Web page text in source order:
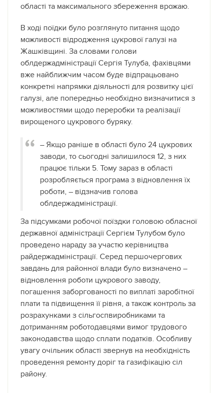
області та максимального збереження врожаю.
В ході поїдки було розглянуто питання щодо
можливості відродження цукрової галузі на
Жашківщині. За словами голови
облдержадміністрації Сергія Тулуба, фахівцями
вже найближчим часом буде відпрацьовано
конкретні напрямки діяльності для розвитку цієї
галузі, але попередньо необхідно визначитися з
можливостями щодо переробки та реалізації
вирощеного цукрового буряку.
– Якщо раніше в області було 24 цукрових
заводи, то сьогодні залишилося 12, з них
працює тільки 5. Тому зараз в області
розробляється програма з відновлення їх
роботи, – відзначив голова
облдержадміністрації.
За підсумками робочої поїздки головою обласної
державної адміністрації Сергієм Тулубом було
проведено нараду за участю керівництва
райдержадміністрації. Серед першочергових
завдань для районної влади було визначено –
відновлення роботи цукрового заводу,
погашення заборгованості по виплаті заробітної
плати та підвищення її рівня, а також контроль за
розрахунками з сільгоспвиробниками та
дотриманням роботодавцями вимог трудового
законодавства щодо сплати податків. Особливу
увагу очільник області звернув на необхідність
проведення ремонту доріг та газифікацію сіл
району.